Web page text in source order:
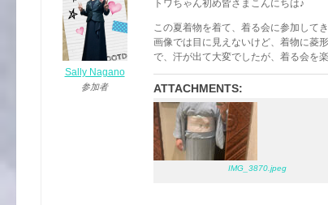
Sally Nagano
参加者
トワちゃん初め皆さまこんにちは♪
この夏着物を着て、着る会に参加してき
画像では目に見えないけど、着物に菱形
で、汗が出て大変でしたが、着る会を
ATTACHMENTS:
IMG_3870.jpeg